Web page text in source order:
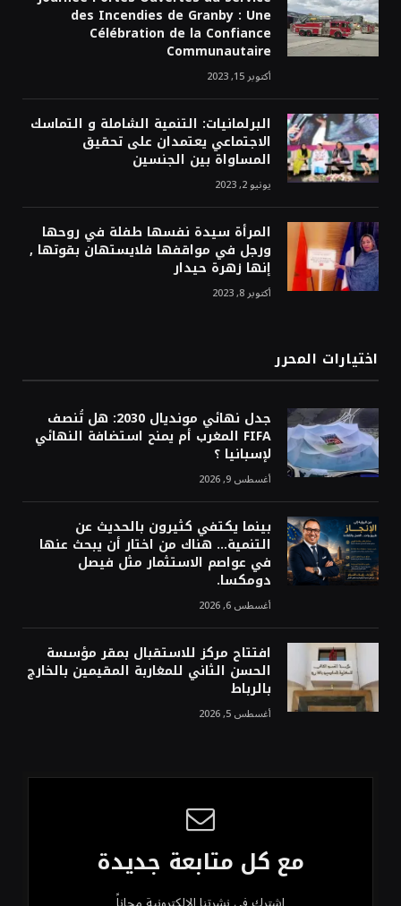
des Incendies de Granby : Une
Célébration de la Confiance
Communautaire
أكتوبر 15, 2023
البرلمانيات: التنمية الشاملة و التماسك
الاجتماعي يعتمدان على تحقيق
المساواة بين الجنسين
يونيو 2, 2023
المرأة سيدة نفسها طفلة في روحها
ورجل في مواقفها فلايستهان بقوتها ,
إنها زهرة حيدار
أكتوبر 8, 2023
اختيارات المحرر
جدل نهائي مونديال 2030: هل تُنصف
FIFA المغرب أم يمنح استضافة النهائي
لإسبانيا ؟
أغسطس 9, 2026
بينما يكتفي كثيرون بالحديث عن
التنمية… هناك من اختار أن يبحث عنها
في عواصم الاستثمار مثل فيصل
دومكسا.
أغسطس 6, 2026
افتتاح مركز للاستقبال بمقر مؤسسة
الحسن الثاني للمغاربة المقيمين بالخارج
بالرباط
أغسطس 5, 2026
مع كل متابعة جديدة